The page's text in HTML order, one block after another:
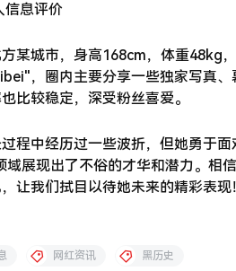
某城市，身高168cm，体重48kg
，圈内主要分享一些独家写真、
比较稳定，深受粉丝喜爱。
程中经历过一些波折，但她勇于
展现出了不俗的才华和潜力。相
让我们拭目以待她未来的精彩表现
网红资讯 黑历史